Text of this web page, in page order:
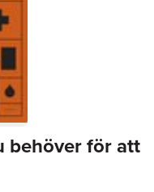
behöver för att